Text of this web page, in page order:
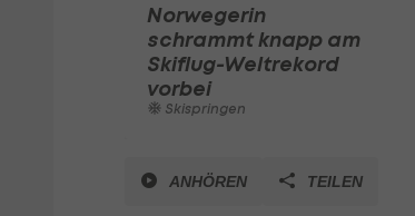
Norwegerin
schrammt knapp am
Skiflug-Weltrekord
vorbei
Skispringen
ANHÖREN TEILEN